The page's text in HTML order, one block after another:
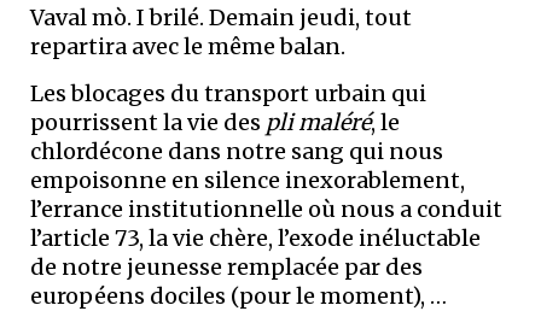
Vaval mò. I brilé. Demain jeudi, tout
repartira avec le même balan.
Les blocages du transport urbain qui
pourrissent la vie des pli maléré, le
chlordécone dans notre sang qui nous
empoisonne en silence inexorablement,
l’errance institutionnelle où nous a conduit
l’article 73, la vie chère, l’exode inéluctable
de notre jeunesse remplacée par des
européens dociles (pour le moment), …